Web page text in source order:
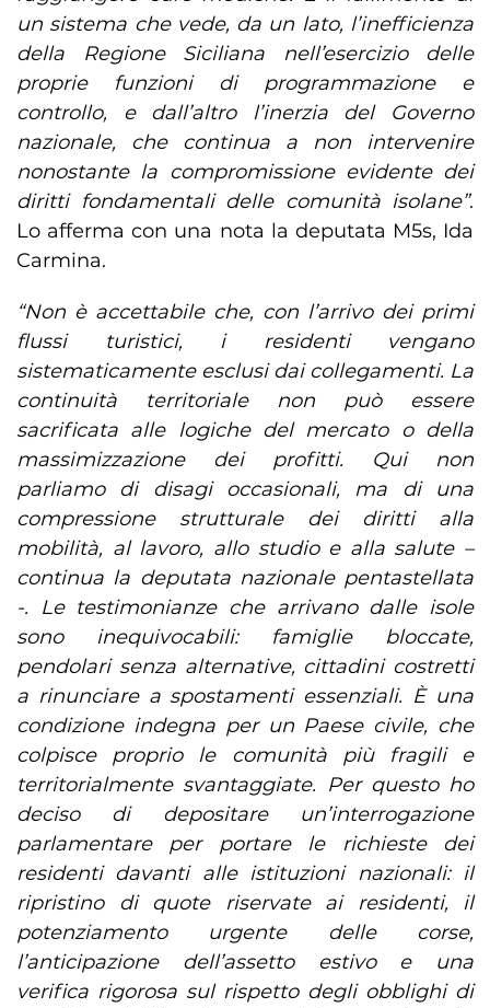
un sistema che vede, da un lato, l’inefficienza
della Regione Siciliana nell’esercizio delle
proprie funzioni di programmazione e
controllo, e dall’altro l’inerzia del Governo
nazionale, che continua a non intervenire
nonostante la compromissione evidente dei
diritti fondamentali delle comunità isolane”.
Lo afferma con una nota la deputata M5s, Ida
Carmina.
“Non è accettabile che, con l’arrivo dei primi
flussi turistici, i residenti vengano
sistematicamente esclusi dai collegamenti. La
continuità territoriale non può essere
sacrificata alle logiche del mercato o della
massimizzazione dei profitti. Qui non
parliamo di disagi occasionali, ma di una
compressione strutturale dei diritti alla
mobilità, al lavoro, allo studio e alla salute –
continua la deputata nazionale pentastellata
-. Le testimonianze che arrivano dalle isole
sono inequivocabili: famiglie bloccate,
pendolari senza alternative, cittadini costretti
a rinunciare a spostamenti essenziali. È una
condizione indegna per un Paese civile, che
colpisce proprio le comunità più fragili e
territorialmente svantaggiate. Per questo ho
deciso di depositare un’interrogazione
parlamentare per portare le richieste dei
residenti davanti alle istituzioni nazionali: il
ripristino di quote riservate ai residenti, il
potenziamento urgente delle corse,
l’anticipazione dell’assetto estivo e una
verifica rigorosa sul rispetto degli obblighi di